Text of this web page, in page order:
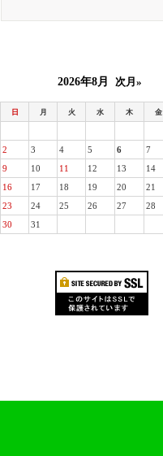
2026年8月 次月»
日 月 火 水 木 金
2
3 4 5 6 7
9
10 11 12 13 14
16
17 18 19 20 21
23
24 25 26 27 28
30
31